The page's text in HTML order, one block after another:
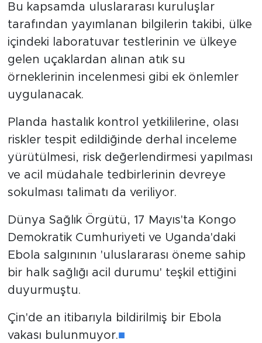
Bu kapsamda uluslararası kuruluşlar
tarafından yayımlanan bilgilerin takibi, ülke
içindeki laboratuvar testlerinin ve ülkeye
gelen uçaklardan alınan atık su
örneklerinin incelenmesi gibi ek önlemler
uygulanacak.
Planda hastalık kontrol yetkililerine, olası
riskler tespit edildiğinde derhal inceleme
yürütülmesi, risk değerlendirmesi yapılması
ve acil müdahale tedbirlerinin devreye
sokulması talimatı da veriliyor.
Dünya Sağlık Örgütü, 17 Mayıs'ta Kongo
Demokratik Cumhuriyeti ve Uganda'daki
Ebola salgınının 'uluslararası öneme sahip
bir halk sağlığı acil durumu' teşkil ettiğini
duyurmuştu.
Çin'de an itibarıyla bildirilmiş bir Ebola
vakası bulunmuyor.■